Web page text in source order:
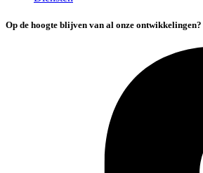
Op de hoogte blijven van al onze ontwikkelingen?